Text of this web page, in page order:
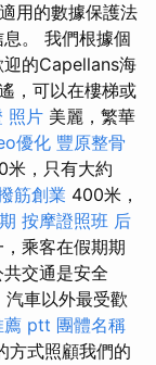
用的數據保護法
。 我們根據個
的Capellans海
，可以在樓梯或
照片 美麗，繁華
優化 豐原整骨
米，只有大約
筋創業 400米，
按摩證照班 后
乘客在假期期
交通是安全
車以外最受歡
薦 ptt 團體名稱
方式照顧我們的